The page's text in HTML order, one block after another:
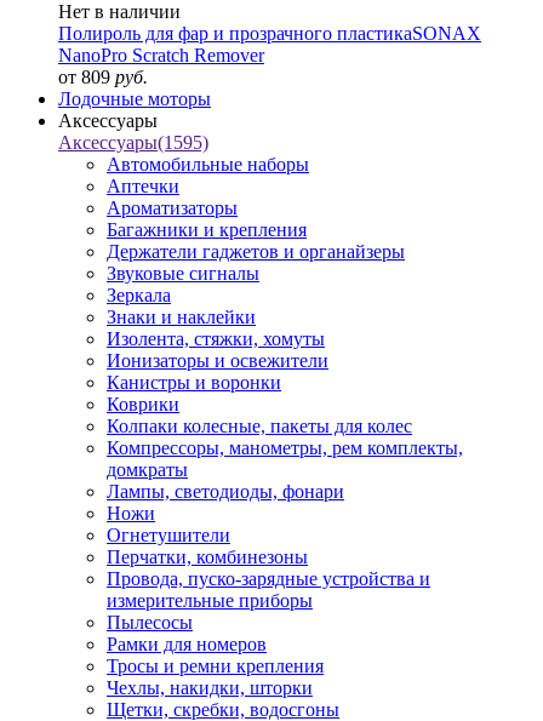
Нет в наличии
Полироль для фар и прозрачного пластикаSONAX
NanoPro Scratch Remover
от 809 руб.
Лодочные моторы
Аксессуары
Аксессуары(1595)
Автомобильные наборы
Аптечки
Ароматизаторы
Багажники и крепления
Держатели гаджетов и органайзеры
Звуковые сигналы
Зеркала
Знаки и наклейки
Изолента, стяжки, хомуты
Ионизаторы и освежители
Канистры и воронки
Коврики
Колпаки колесные, пакеты для колес
Компрессоры, манометры, рем комплекты,
домкраты
Лампы, светодиоды, фонари
Ножи
Огнетушители
Перчатки, комбинезоны
Провода, пуско-зарядные устройства и
измерительные приборы
Пылесосы
Рамки для номеров
Тросы и ремни крепления
Чехлы, накидки, шторки
Щетки, скребки, водосгоны